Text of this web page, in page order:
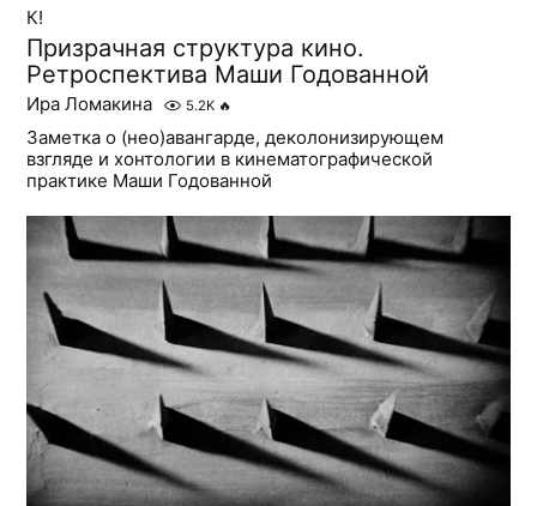
К!
Призрачная структура кино.
Ретроспектива Маши Годованной
Ира Ломакина 5.2K 🔥
Заметка о (нео)авангарде, деколонизирующем
взгляде и хонтологии в кинематографической
практике Маши Годованной